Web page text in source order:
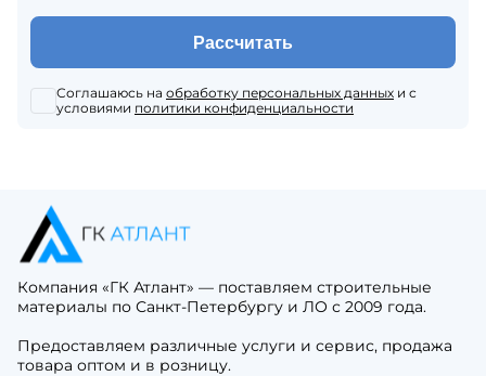
Рассчитать
Соглашаюсь на обработку персональных данных и с
условиями политики конфиденциальности
Компания «ГК Атлант» — поставляем строительные
материалы по Санкт-Петербургу и ЛО с 2009 года.
Предоставляем различные услуги и сервис, продажа
товара оптом и в розницу.